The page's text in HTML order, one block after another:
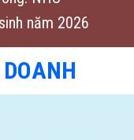
năm 2026